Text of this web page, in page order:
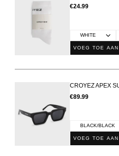
€24.99
VOEG TOE
CROYEZ APEX
€89.99
VOEG TOE